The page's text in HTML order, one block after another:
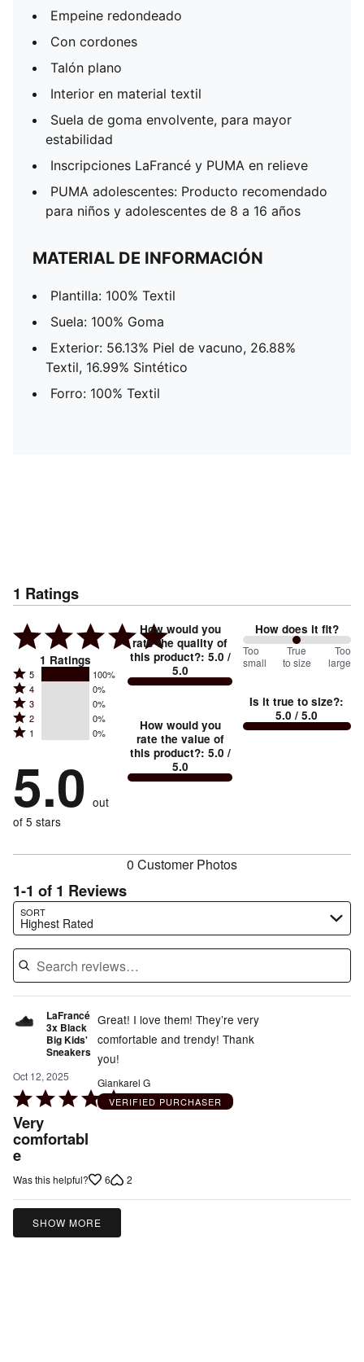
Empeine redondeado
Con cordones
Talón plano
Interior en material textil
Suela de goma envolvente, para mayor
estabilidad
Inscripciones LaFrancé y PUMA en relieve
PUMA adolescentes: Producto recomendado
para niños y adolescentes de 8 a 16 años
MATERIAL DE INFORMACIÓN
Plantilla: 100% Textil
Suela: 100% Goma
Exterior: 56.13% Piel de vacuno, 26.88%
Textil, 16.99% Sintético
Forro: 100% Textil
1 Ratings
1 Ratings
Rated
5
stars
by
of
reviewers
5 100%
Rated
4
stars
by
of
reviewers
4 0%
Rated
3
stars
0%
of
reviewers
3 0%
Rated
2
by
0%
of
reviewers
2 0%
Rated
stars
by
0%
of
1 0%
5.0 out
of 5 stars
How would you
rate the quality of
this product?: 5.0 /
5.0
How would you
rate the value of
this product?: 5.0 /
5.0
How does it fit?
100
between
small
and
Too
small
True
to size
Too
large
Is it true to size?:
5.0 / 5.0
0 Customer Photos
1-1 of 1 Reviews
SORT
Highest Rated
Search reviews…
LaFrancé
3x Black
Big Kids'
Sneakers
Oct 12, 2025
Rated
5
out
of
5
Very
comfortabl
e
Great! I love them! They’re very
comfortable and trendy! Thank
you!
Giankarel G
VERIFIED PURCHASER
Was this helpful? 6 2
SHOW MORE